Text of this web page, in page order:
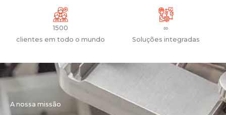
1500
clientes em todo o mundo
∞
Soluções integradas
A nossa missão